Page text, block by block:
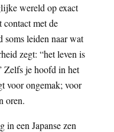
wereld op exact
contact met de
soms leiden naar wat
zegt: “het leven is
Zelfs je hoofd in het
voor ongemak; voor
oren.
in een Japanse zen